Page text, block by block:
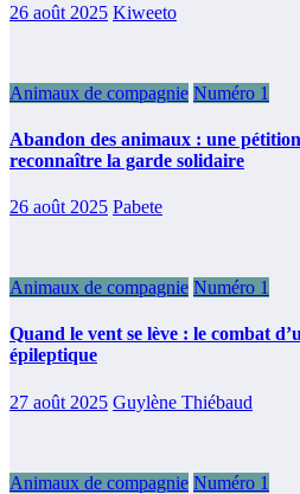
26 août 2025 Kiweeto
Animaux de compagnie Numéro 1
Abandon des animaux : une
reconnaître la garde solidaire
26 août 2025 Pabete
Animaux de compagnie Numéro 1
Quand le vent se lève : le combat
épileptique
27 août 2025 Guylène Thiébaud
Animaux de compagnie Numéro 1